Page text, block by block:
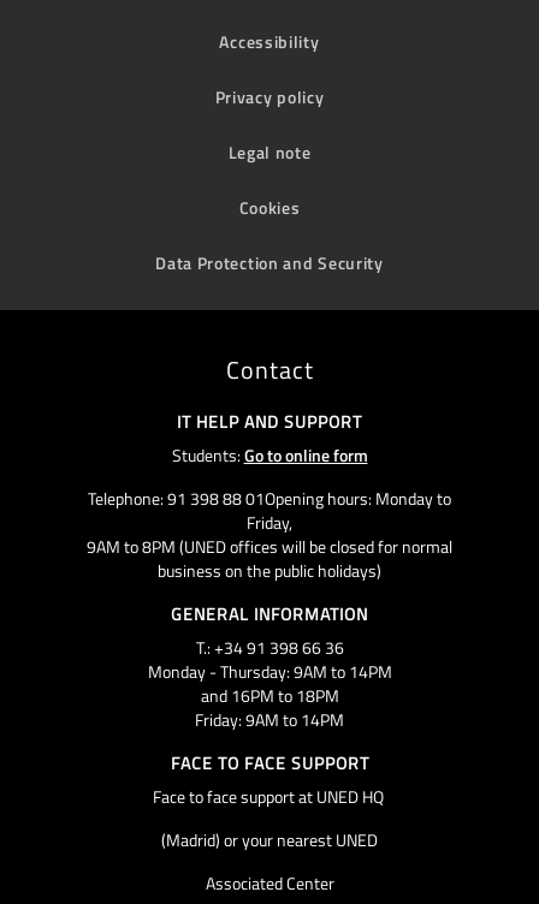
Accessibility
Privacy policy
Legal note
Cookies
Data Protection and Security
Contact
IT HELP AND SUPPORT
Students:Go to online form
Telephone: 91 398 88 01Opening hours: Monday to
Friday,
9AM to 8PM (UNED offices will be closed for normal
business on the public holidays)
GENERAL INFORMATION
T.: +34 91 398 66 36
Monday - Thursday: 9AM to 14PM
and 16PM to 18PM
Friday: 9AM to 14PM
FACE TO FACE SUPPORT
Face to face support at UNED HQ
(Madrid) or your nearest UNED
Associated Center